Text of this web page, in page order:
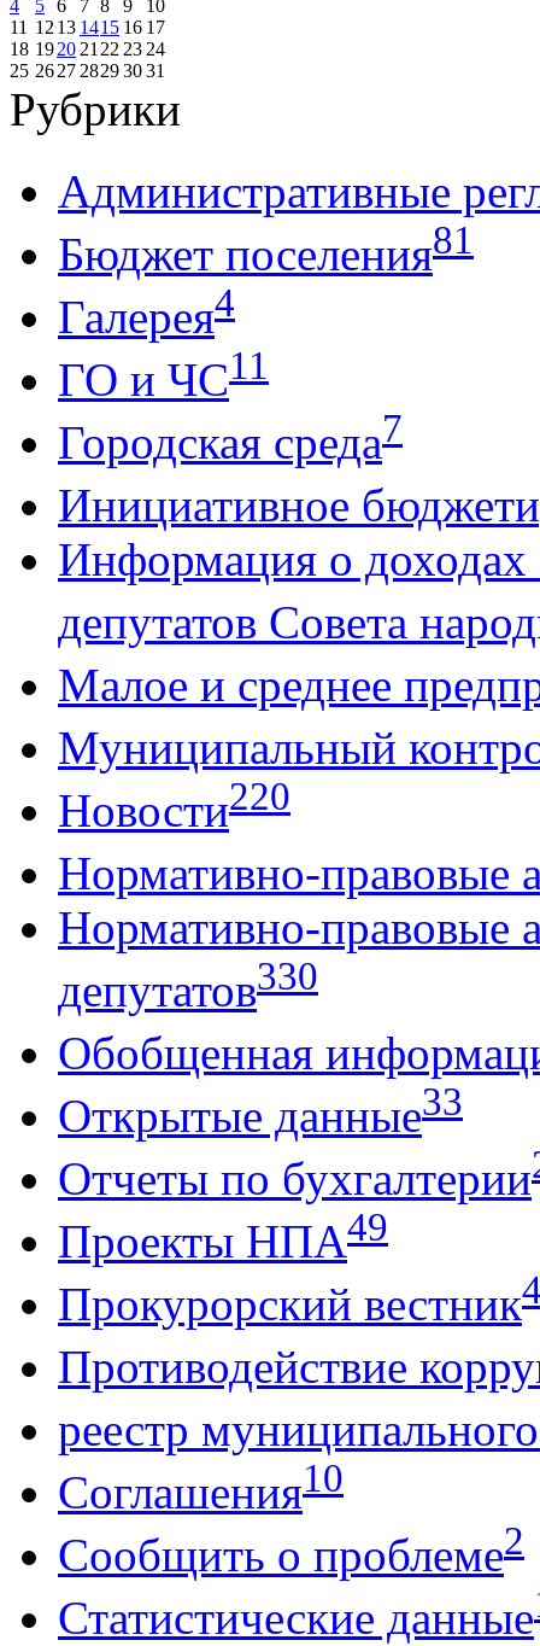
4
5 6 7 8 9
10
11 12 13 1415 16 17
18 1920 21 22 23 24
25 2627 28293031
Рубрики
Административные
Бюджет поселения81
Галерея4
ГО и ЧС11
Городская среда7
Инициативное
Информация о
депутатов Совета
Малое и среднее
Муниципальный
Новости220
Нормативно-правовые
Нормативно-правовые
депутатов330
Обобщенная
Открытые данные33
Отчеты по бухгалтерии
Проекты НПА49
Прокурорский вестник
Противодействие
реестр
Соглашения10
Сообщить о проблеме2
Статистические данные